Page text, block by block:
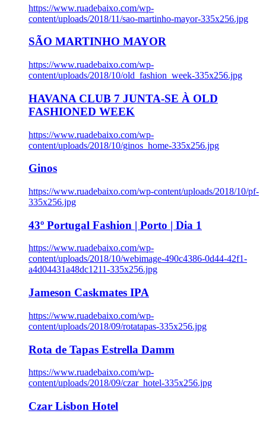
https://www.ruadebaixo.com/wp-
content/uploads/2018/11/sao-martinho-mayor-335x256.jpg
SÃO MARTINHO MAYOR
https://www.ruadebaixo.com/wp-
content/uploads/2018/10/old_fashion_week-335x256.jpg
HAVANA CLUB 7 JUNTA-SE À OLD
FASHIONED WEEK
https://www.ruadebaixo.com/wp-
content/uploads/2018/10/ginos_home-335x256.jpg
Ginos
https://www.ruadebaixo.com/wp-content/uploads/2018/10/pf-
335x256.jpg
43º Portugal Fashion | Porto | Dia 1
https://www.ruadebaixo.com/wp-
content/uploads/2018/10/webimage-490c4386-0d44-42f1-
a4d04431a48dc1211-335x256.jpg
Jameson Caskmates IPA
https://www.ruadebaixo.com/wp-
content/uploads/2018/09/rotatapas-335x256.jpg
Rota de Tapas Estrella Damm
https://www.ruadebaixo.com/wp-
content/uploads/2018/09/czar_hotel-335x256.jpg
Czar Lisbon Hotel